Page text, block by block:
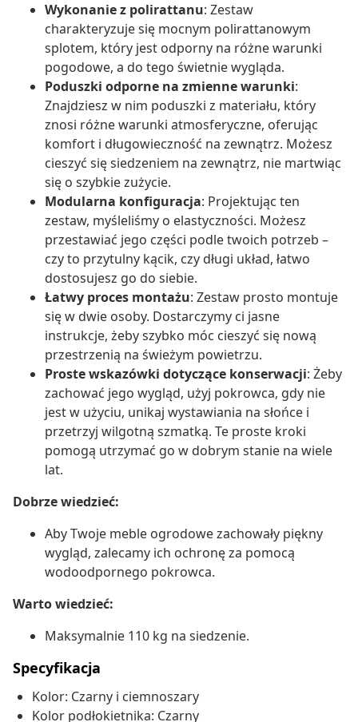
Wykonanie z polirattanu: Zestaw
charakteryzuje się mocnym polirattanowym
splotem, który jest odporny na różne warunki
pogodowe, a do tego świetnie wygląda.
Poduszki odporne na zmienne warunki:
Znajdziesz w nim poduszki z materiału, który
znosi różne warunki atmosferyczne, oferując
komfort i długowieczność na zewnątrz. Możesz
cieszyć się siedzeniem na zewnątrz, nie martwiąc
się o szybkie zużycie.
Modularna konfiguracja: Projektując ten
zestaw, myśleliśmy o elastyczności. Możesz
przestawiać jego części podle twoich potrzeb –
czy to przytulny kącik, czy długi układ, łatwo
dostosujesz go do siebie.
Łatwy proces montażu: Zestaw prosto montuje
się w dwie osoby. Dostarczymy ci jasne
instrukcje, żeby szybko móc cieszyć się nową
przestrzenią na świeżym powietrzu.
Proste wskazówki dotyczące konserwacji: Żeby
zachować jego wygląd, użyj pokrowca, gdy nie
jest w użyciu, unikaj wystawiania na słońce i
przetrzyj wilgotną szmatką. Te proste kroki
pomogą utrzymać go w dobrym stanie na wiele
lat.
Dobrze wiedzieć:
Aby Twoje meble ogrodowe zachowały piękny
wygląd, zalecamy ich ochronę za pomocą
wodoodpornego pokrowca.
Warto wiedzieć:
Maksymalnie 110 kg na siedzenie.
Specyfikacja
Kolor: Czarny i ciemnoszary
Kolor podłokietnika: Czarny